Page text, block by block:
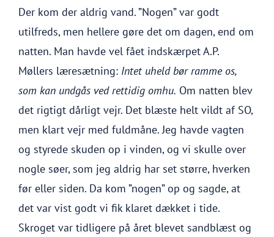
Der kom der aldrig vand. ”Nogen” var godt
utilfreds, men hellere gøre det om dagen, end om
natten. Man havde vel fået indskærpet A.P.
Møllers læresætning: Intet uheld bør ramme os,
som kan undgås ved rettidig omhu. Om natten blev
det rigtigt dårligt vejr. Det blæste helt vildt af SO,
men klart vejr med fuldmåne. Jeg havde vagten
og styrede skuden op i vinden, og vi skulle over
nogle søer, som jeg aldrig har set større, hverken
før eller siden. Da kom ”nogen” op og sagde, at
det var vist godt vi fik klaret dækket i tide.
Skroget var tidligere på året blevet sandblæst og